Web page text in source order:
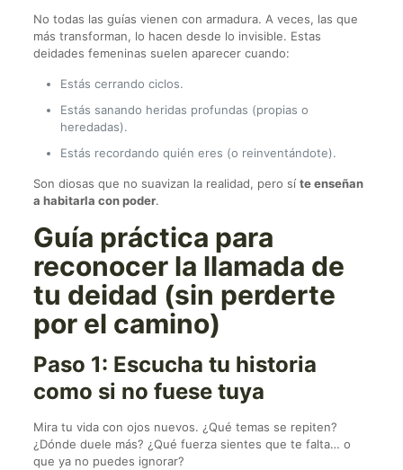
No todas las guías vienen con armadura. A veces, las que
más transforman, lo hacen desde lo invisible. Estas
deidades femeninas suelen aparecer cuando:
Estás cerrando ciclos.
Estás sanando heridas profundas (propias o
heredadas).
Estás recordando quién eres (o reinventándote).
Son diosas que no suavizan la realidad, pero sí te enseñan
a habitarla con poder.
Guía práctica para
reconocer la llamada de
tu deidad (sin perderte
por el camino)
Paso 1: Escucha tu historia
como si no fuese tuya
Mira tu vida con ojos nuevos. ¿Qué temas se repiten?
¿Dónde duele más? ¿Qué fuerza sientes que te falta… o
que ya no puedes ignorar?